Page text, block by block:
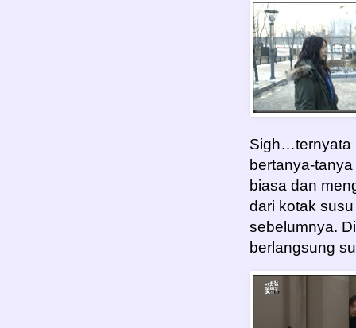
Sigh…ternyata
bertanya-
biasa dan
dari kotak
sebelumnya.
berlangsung